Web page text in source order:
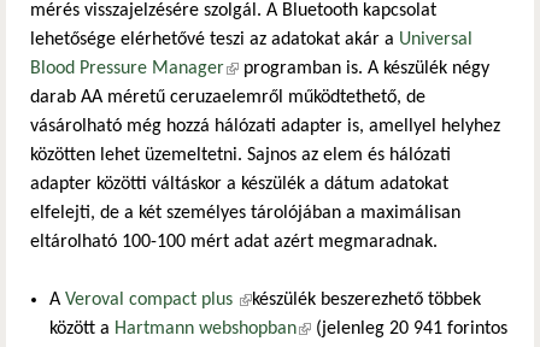
mérés visszajelzésére szolgál. A Bluetooth kapcsolat
lehetősége elérhetővé teszi az adatokat akár a Universal
Blood Pressure Manager(külső hivatkozás)
programban is. A készülék négy
darab AA méretű ceruzaelemről működtethető, de
vásárolható még hozzá hálózati adapter is, amellyel helyhez
közötten lehet üzemeltetni. Sajnos az elem és hálózati
adapter közötti váltáskor a készülék a dátum adatokat
elfelejti, de a két személyes tárolójában a maximálisan
eltárolható 100-100 mért adat azért megmaradnak.
A Veroval compact plus (külső hivatkozás)
készülék beszerezhető többek
között a Hartmann webshopban(külső hivatkozás)
(jelenleg 20 941 forintos